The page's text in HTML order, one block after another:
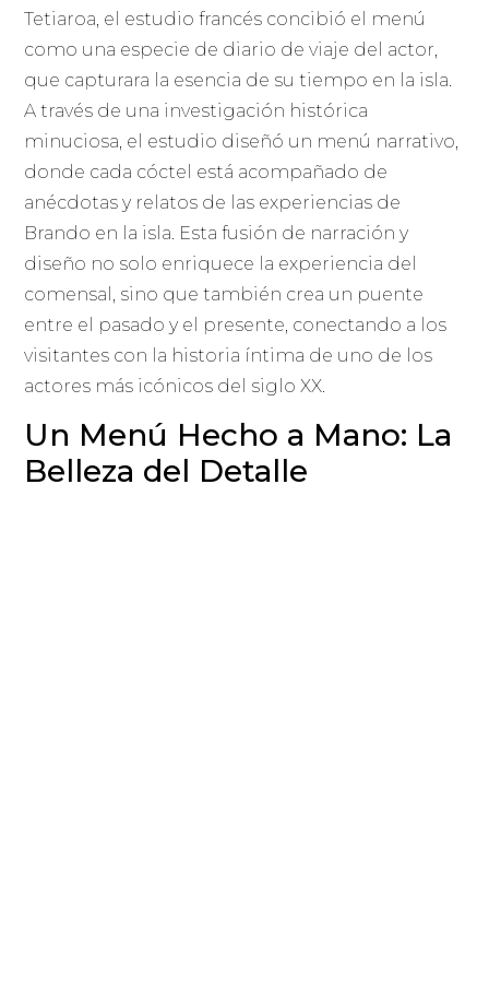
Tetiaroa, el estudio francés concibió el menú
como una especie de diario de viaje del actor,
que capturara la esencia de su tiempo en la isla.
A través de una investigación histórica
minuciosa, el estudio diseñó un menú narrativo,
donde cada cóctel está acompañado de
anécdotas y relatos de las experiencias de
Brando en la isla. Esta fusión de narración y
diseño no solo enriquece la experiencia del
comensal, sino que también crea un puente
entre el pasado y el presente, conectando a los
visitantes con la historia íntima de uno de los
actores más icónicos del siglo XX.
Un Menú Hecho a Mano: La
Belleza del Detalle